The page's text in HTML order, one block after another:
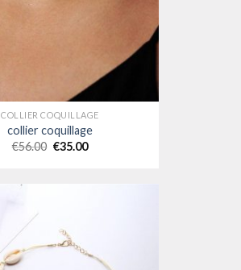
COLLIER COQUILLAGE
collier coquillage
€56.00 €35.00